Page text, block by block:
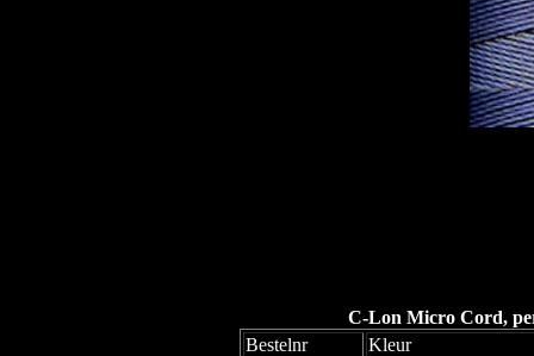
C-Lon Micro Cord,
Bestelnr
Kleur